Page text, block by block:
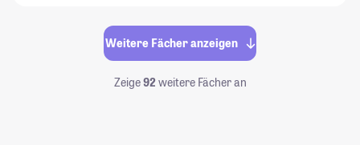
Weitere Fächer anzeigen
Zeige92weitere Fächer an